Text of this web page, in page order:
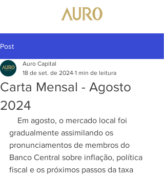
Post
Carta Mensal - Agosto
2024
Auro Capital
18 de set. de 2024 1 min de leitura
gradualmente assimilando os
pronunciamentos de membros do
Banco Central sobre inflação, política
fiscal e os próximos passos da taxa